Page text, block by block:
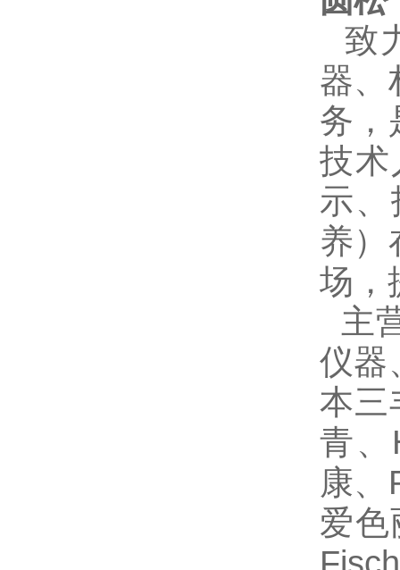
致
器、
务，
技术
示
养）
场，
主
仪器
本三
青、
康、
爱色